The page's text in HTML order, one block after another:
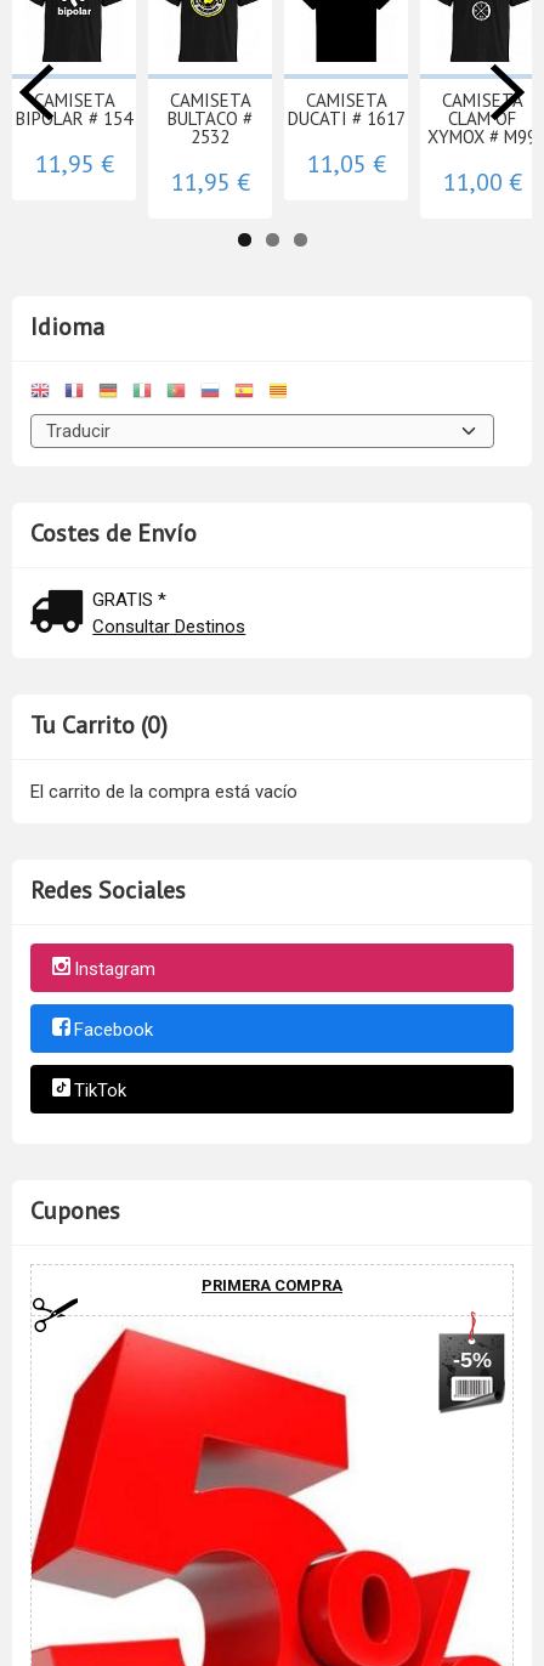
Idioma
Costes de Envío
GRATIS *
Consultar Destinos
Tu Carrito (0)
El carrito de la compra está vacío
Redes Sociales
Instagram
Facebook
TikTok
Cupones
PRIMERA COMPRA
-5%
CAMISETA
BIPOLAR # 154
11,95 €
CAMISETA
BULTACO #
2532
11,95 €
CAMISETA
DUCATI # 1617
11,05 €
CAMISETA
CLAM OF
XYMOX # M99
11,00 €